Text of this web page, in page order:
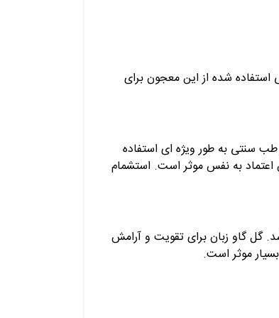
استفاده شده از این معجون برای
سنتی به طور ویژه ای استفاده
به نفس موثر است. استشمام
گل گاو زبان برای تقویت و آرامش
موثر است.